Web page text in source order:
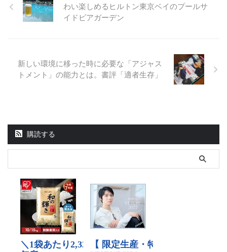
わい楽しめるヒルトン東京ベイのプールサ
イドビアガーデン
新しい環境に移った時に必要な「アジャス
トメント」の能力とは。書評「適者生存」
購読する